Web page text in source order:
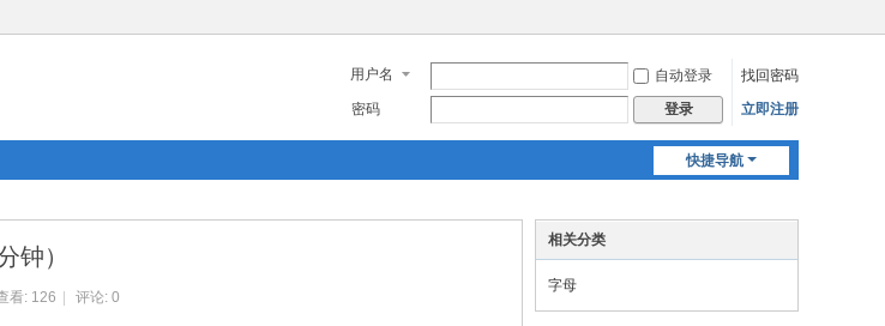
用户名 自动登录
找回密码
密码
登录 立即注册
快捷导航
钟）
看: 126 评论: 0
相关分类
字母